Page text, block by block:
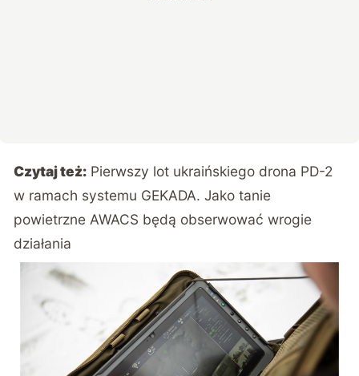
Czytaj też: Pierwszy lot ukraińskiego drona PD-2
w ramach systemu GEKADA. Jako tanie
powietrzne AWACS będą obserwować wrogie
działania